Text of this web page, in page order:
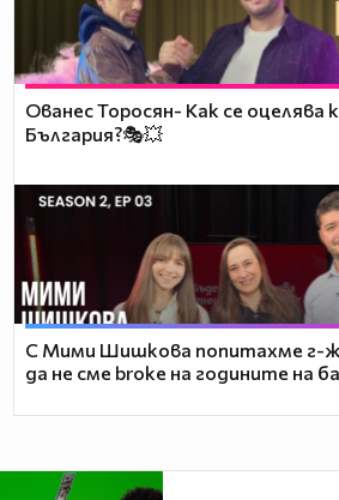
Ованес Торосян- Как се оцелява
България?🎭💥
С Мими Шишкова попитахме г-
да не сме broke на годините на